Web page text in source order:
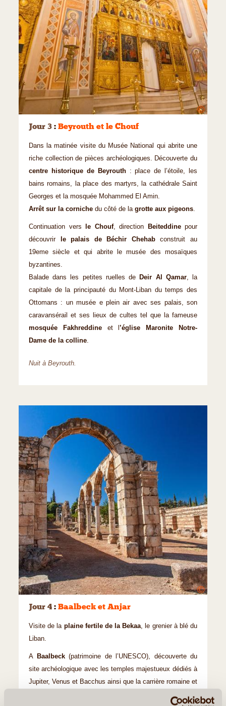
©
Jour 3 : Beyrouth et le Chouf
Dans la matinée visite du Musée National qui abrite une
riche collection de pièces archéologiques. Découverte du
centre historique de Beyrouth: place de l’étoile, les
bains romains, la place des martyrs, la cathédrale Saint
Georges et la mosquée Mohammed El Amin.
Arrêt sur la corniche du côté de la grotte aux pigeons.
Continuation vers le Chouf, direction Beiteddine pour
découvrir
le palais de Béchir Chehabconstruit au
19eme siècle et qui abrite le musée des mosaïques
byzantines.
Balade dans les petites ruelles de
Deir Al Qamar, la
capitale de la principauté du Mont-Liban du temps des
Ottomans : un musée e plein air avec ses palais, son
caravansérail et ses lieux de cultes tel que la fameuse
mosquée Fakhreddineet l’église Maronite Notre-
Dame de la colline.
Nuit à Beyrouth.
©
Jour 4 : Baalbeck et Anjar
Visite de la plaine fertile de la Bekaa, le grenier à blé du
Liban.
A Baalbeck (patrimoine de l’UNESCO), découverte du
site archéologique avec les temples majestueux dédiés à
Jupiter, Venus et Bacchus ainsi que la carrière romaine et